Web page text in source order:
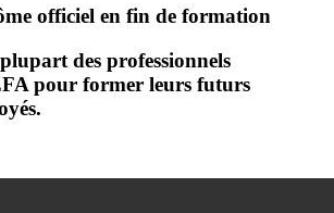
officiel en fin de formation
des professionnels
pour former leurs futurs